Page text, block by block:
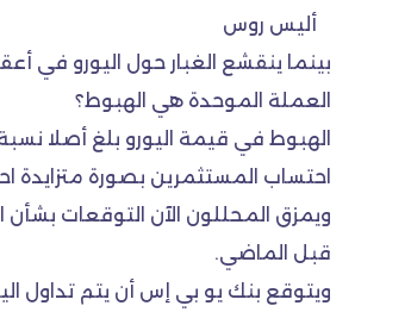
أليس روس
بينما ينقشع الغبار حول اليورو في
العملة الموحدة هي الهبوط؟
احتساب المستثمرين بصورة متزايدة
قبل الماضي.